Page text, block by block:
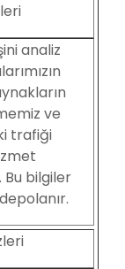
analiz
ve
trafiği
Bu bilgiler